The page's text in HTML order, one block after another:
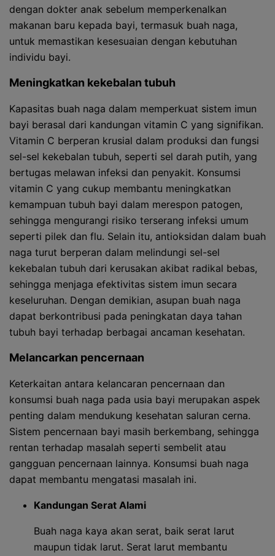
dengan dokter anak sebelum memperkenalkan
makanan baru kepada bayi, termasuk buah naga,
untuk memastikan kesesuaian dengan kebutuhan
individu bayi.
Meningkatkan kekebalan tubuh
Kapasitas buah naga dalam memperkuat sistem imun
bayi berasal dari kandungan vitamin C yang signifikan.
Vitamin C berperan krusial dalam produksi dan fungsi
sel-sel kekebalan tubuh, seperti sel darah putih, yang
bertugas melawan infeksi dan penyakit. Konsumsi
vitamin C yang cukup membantu meningkatkan
kemampuan tubuh bayi dalam merespon patogen,
sehingga mengurangi risiko terserang infeksi umum
seperti pilek dan flu. Selain itu, antioksidan dalam buah
naga turut berperan dalam melindungi sel-sel
kekebalan tubuh dari kerusakan akibat radikal bebas,
sehingga menjaga efektivitas sistem imun secara
keseluruhan. Dengan demikian, asupan buah naga
dapat berkontribusi pada peningkatan daya tahan
tubuh bayi terhadap berbagai ancaman kesehatan.
Melancarkan pencernaan
Keterkaitan antara kelancaran pencernaan dan
konsumsi buah naga pada usia bayi merupakan aspek
penting dalam mendukung kesehatan saluran cerna.
Sistem pencernaan bayi masih berkembang, sehingga
rentan terhadap masalah seperti sembelit atau
gangguan pencernaan lainnya. Konsumsi buah naga
dapat membantu mengatasi masalah ini.
Kandungan Serat Alami
Buah naga kaya akan serat, baik serat larut
maupun tidak larut. Serat larut membantu